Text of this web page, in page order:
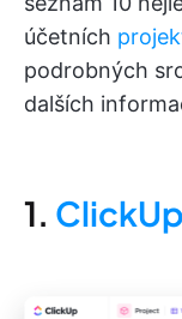
účetních
podrobných
dalších
1. ClickUp